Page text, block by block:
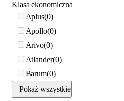
Klasa ekonomiczna
Aplus 0
Apollo 0
Arivo 0
Atlander 0
Barum 0
+ Pokaż wszystkie